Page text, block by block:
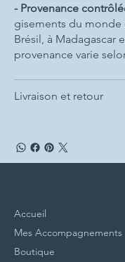
- Provenance
gisements du monde
Brésil, à Madagascar
provenance varie
Livraison et retour
Accueil
Mes Accompagnements
Boutique